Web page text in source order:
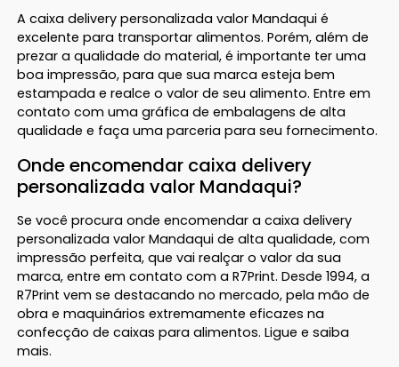
A caixa delivery personalizada valor Mandaqui é
excelente para transportar alimentos. Porém, além de
prezar a qualidade do material, é importante ter uma
boa impressão, para que sua marca esteja bem
estampada e realce o valor de seu alimento. Entre em
contato com uma gráfica de embalagens de alta
qualidade e faça uma parceria para seu fornecimento.
Onde encomendar caixa delivery
personalizada valor Mandaqui?
Se você procura onde encomendar a caixa delivery
personalizada valor Mandaqui de alta qualidade, com
impressão perfeita, que vai realçar o valor da sua
marca, entre em contato com a R7Print. Desde 1994, a
R7Print vem se destacando no mercado, pela mão de
obra e maquinários extremamente eficazes na
confecção de caixas para alimentos. Ligue e saiba
mais.